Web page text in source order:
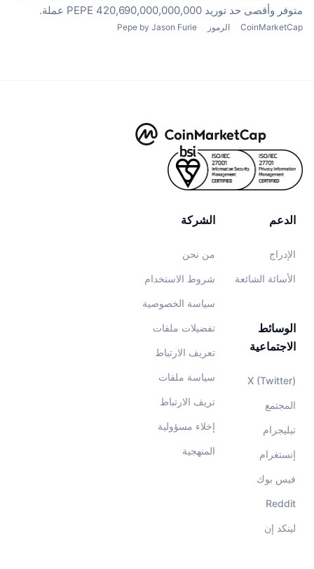
متوفر وأقصى حد توريد 420,690,000,000,000 PEPE عملة.
CoinMarketCap الرموز Pepe by Jason Furie
الشركة
من نحن
شروط الاستخدام
سياسة الخصوصية
تفضيلات ملفات
تعريف الارتباط
سياسة ملفات
تريف الارتباط
إخلاء مسؤولية
المنهجية
الدعم
الإدراج
الأسائة الشائعة
الوسائط
الاجتماعية
X (Twitter)
المجتمع
تيليجرام
إنستغرام
فيس بوك
Reddit
لينكد إن